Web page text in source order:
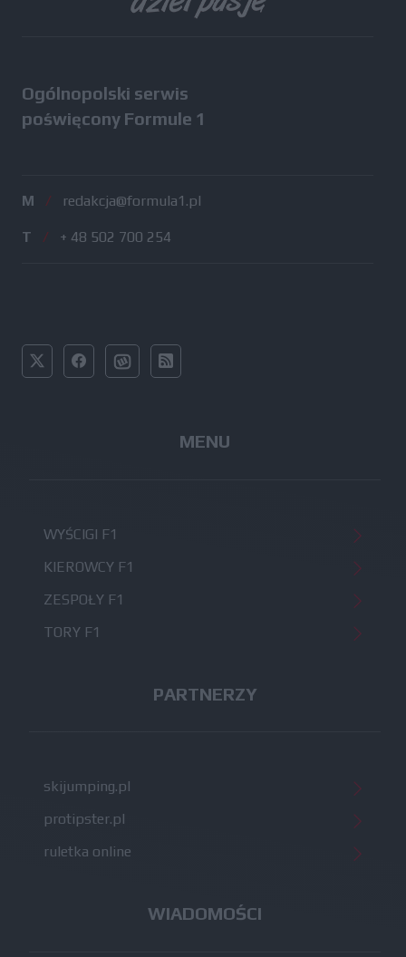
Ogólnopolski serwis
poświęcony Formule 1
M / redakcja@formula1.pl
T / + 48 502 700 254
MENU
WYŚCIGI F1
KIEROWCY F1
ZESPOŁY F1
TORY F1
PARTNERZY
skijumping.pl
protipster.pl
ruletka online
WIADOMOŚCI